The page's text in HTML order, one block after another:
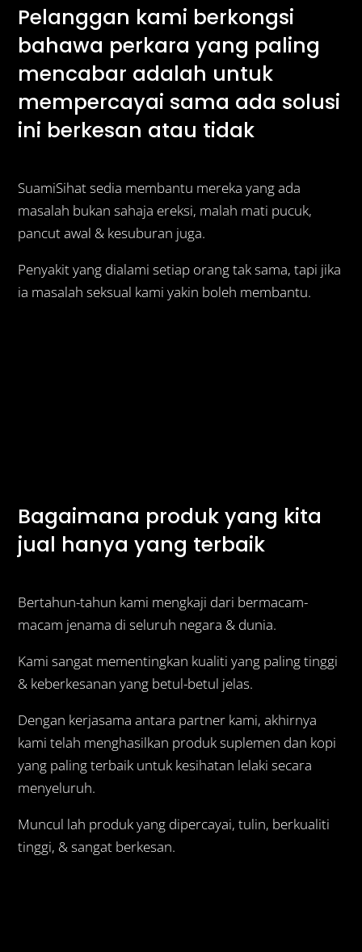
Pelanggan kami berkongsi
bahawa perkara yang paling
mencabar adalah untuk
mempercayai sama ada solusi
ini berkesan atau tidak
SuamiSihat sedia membantu mereka yang ada
masalah bukan sahaja ereksi, malah mati pucuk,
pancut awal & kesuburan juga.
Penyakit yang dialami setiap orang tak sama, tapi jika
ia masalah seksual kami yakin boleh membantu.
Bagaimana produk yang kita
jual hanya yang terbaik
Bertahun-tahun kami mengkaji dari bermacam-
macam jenama di seluruh negara & dunia.
Kami sangat mementingkan kualiti yang paling tinggi
& keberkesanan yang betul-betul jelas.
Dengan kerjasama antara partner kami, akhirnya
kami telah menghasilkan produk suplemen dan kopi
yang paling terbaik untuk kesihatan lelaki secara
menyeluruh.
Muncul lah produk yang dipercayai, tulin, berkualiti
tinggi, & sangat berkesan.